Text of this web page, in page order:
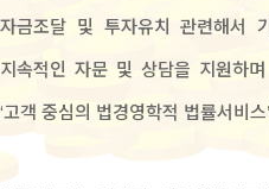
자금조달 및 투자유치 관련해서
지속적인 자문 및 상담을 지원하
‘고객 중심의 법경영학적 법률서비